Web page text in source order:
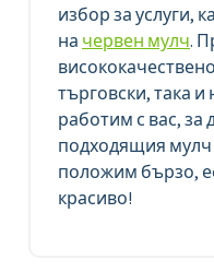
избор за услуги,
на червен мулч.
търговски, така
работим с вас, за
подходящия мулч
положим бързо,
красиво!